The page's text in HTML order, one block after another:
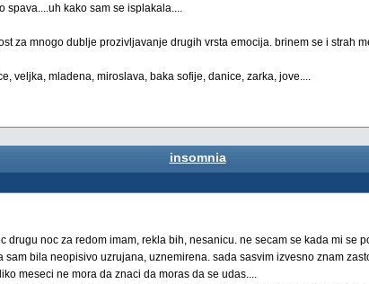
spava....uh kako sam se isplakala....
za mnogo dublje prozivljavanje drugih vrsta emocija. brinem se i strah
veljka, mladena, miroslava, baka sofije, danice, zarka, jove....
insomnia
drugu noc za redom imam, rekla bih, nesanicu. ne secam se kada mi se
bila neopisivo uzrujana, uznemirena. sada sasvim izvesno znam
meseci ne mora da znaci da moras da se udas....